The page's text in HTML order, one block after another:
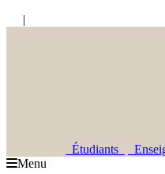
|
Étudiants
Menu